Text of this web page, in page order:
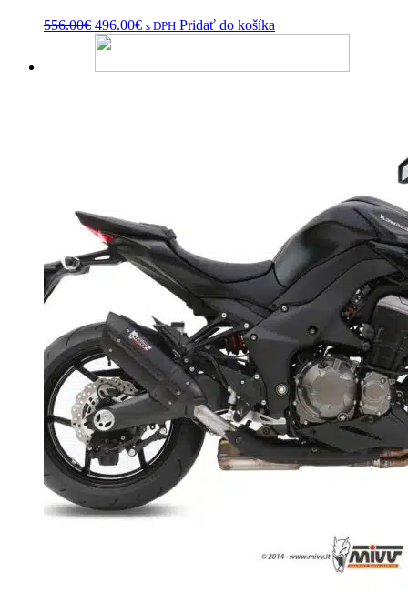
556.00€ Pôvodná
cena
556.00€.
496.00€Aktuálna
496.00€.
s DPH Pridať do košíka